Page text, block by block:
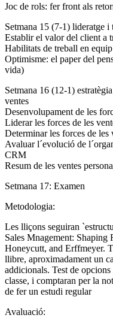
Joc de rols: fer front als
Setmana 15 (7-1) lideratge
Establir el valor del client a
Habilitats de treball en equip
Optimisme: el paper del
vida)
Setmana 16 (12-1)
ventes
Desenvolupament de les
Liderar les forces de les
Determinar les forces de les
Avaluar l´evolució de
CRM
Resum de les ventes
Setmana 17: Examen
Metodologia:
Les lliçons seguiran
Sales Mnagement: Shaping
Honeycutt, and Erffmeyer.
llibre, aproximadament un
addicionals. Test de
classe, i comptaran per la
de fer un estudi regular
Avaluació: